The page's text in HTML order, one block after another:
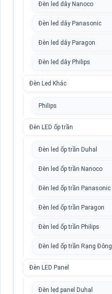
Đèn led dây Nanoco
Đèn led dây Panasonic
Đèn led dây Paragon
Đèn led dây Philips
Đèn Led Khác
Philips
Đèn LED ốp trần
Đèn led ốp trần Duhal
Đèn led ốp trần Nanoco
Đèn led ốp trần Panasonic
Đèn led ốp trần Paragon
Đèn led ốp trần Philips
Đèn led ốp trần Rạng Đông
Đèn LED Panel
Đèn led panel Duhal